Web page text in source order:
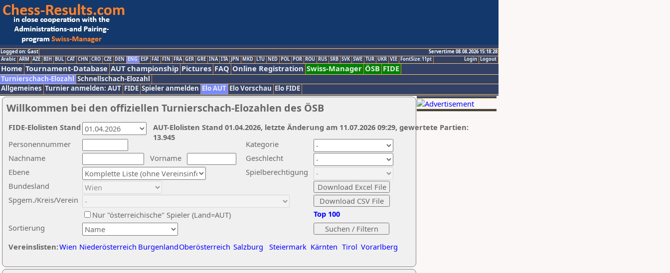
Logged on: Gast
Servertime 08.08.2026 15:18:28
Logout
Login
Arabic ARM AZE BIH BUL CAT CHN CRO CZE DEN ENG ESP FAI FIN FRA GER GRE INA ITA JPN MKD LTU NED POL POR ROU RUS SRB SVK SWE TUR UKR VIE FontSize:11pt
Home Tournament-Database AUT championship Pictures FAQ Online Registration Swiss-Manager ÖSB FIDE
Turnierschach-Elozahl Schnellschach-Elozahl
Allgemeines Turnier anmelden: AUT FIDE Spieler anmelden Elo AUT Elo Vorschau Elo FIDE
Willkommen bei den offiziellen Turnierschach-Elozahlen des ÖSB
Nachname
Vorname
Ebene
Kategorie
Sortierung
Personennummer
Bundesland
Spgem./Kreis/Verein
Geschlecht
Nur "österreichische" Spieler (Land=AUT)
Spielberechtigung
Vereinslisten:Wien Niederösterreich BurgenlandOberösterreich Salzburg Steiermark Kärnten Tirol Vorarlberg
Top 100
AUT-Elolisten Stand 01.04.2026, letzte Änderung am 11.07.2026 09:29, gewertete Partien:
13.945
FIDE-Elolisten Stand